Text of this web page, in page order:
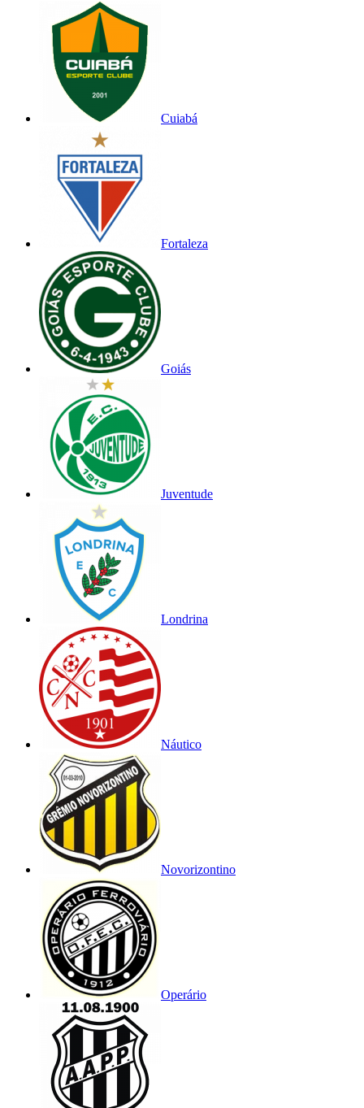
Cuiabá
Fortaleza
Goiás
Juventude
Londrina
Náutico
Novorizontino
Operário